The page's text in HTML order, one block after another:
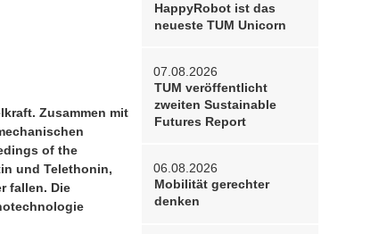
Zusammen mit
of the
und Telethonin,
fallen. Die
HappyRobot ist das
neueste TUM Unicorn
07.08.2026
TUM veröffentlicht
zweiten Sustainable
Futures Report
06.08.2026
Mobilität gerechter
denken